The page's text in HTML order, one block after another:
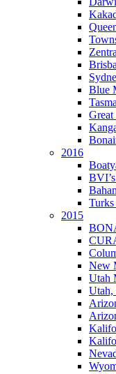
Blue
Great
2016
2015
New
Utah
Utah,